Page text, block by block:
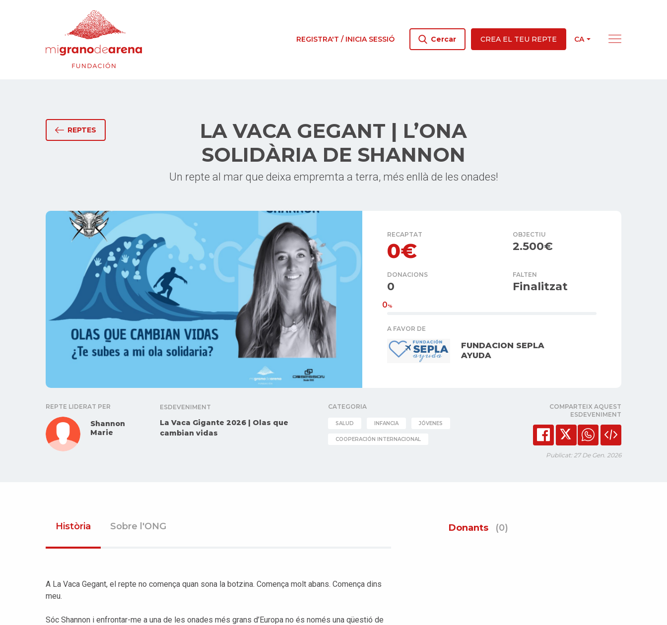
REGISTRA'T / INICIA SESSIÓ Cercar CREA EL TEU REPTE CA
REPTES
LA VACA GEGANT | L’ONA
SOLIDÀRIA DE SHANNON
Un repte al mar que deixa empremta a terra, més enllà de les onades!
RECAPTAT
0€
OBJECTIU
2.500€
DONACIONS
0
FALTEN
Finalitzat
0%
A FAVOR DE
FUNDACION SEPLA
AYUDA
REPTE LIDERAT PER
Shannon
Marie
ESDEVENIMENT
La Vaca Gigante 2026 | Olas que
cambian vidas
CATEGORIA
SALUD INFANCIA JÓVENES
COOPERACIÓN INTERNACIONAL
COMPARTEIX AQUEST
ESDEVENIMENT
Publicat: 27 De Gen. 2026
Història Sobre l'ONG
A La Vaca Gegant, el repte no comença quan sona la botzina. Comença molt abans. Comença dins
meu.
Sóc Shannon i enfrontar-me a una de les onades més grans d’Europa no és només una qüestió de
Donants (0)